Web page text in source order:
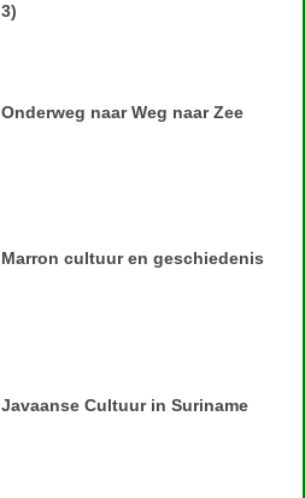
3)
Onderweg naar Weg naar Zee
Marron cultuur en geschiedenis
Javaanse Cultuur in Suriname